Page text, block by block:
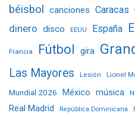
béisbol canciones Caracas
dinero disco EEUU España
Francia Fútbol gira
Las Mayores Lesión Lionel
Mundial 2026 México música
Real Madrid República Dominicana